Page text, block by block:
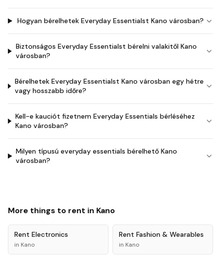
Hogyan bérelhetek Everyday Essentialst Kano városban?
Biztonságos Everyday Essentialst bérelni valakitől Kano
városban?
Bérelhetek Everyday Essentialst Kano városban egy hétre
vagy hosszabb időre?
Kell-e kauciót fizetnem Everyday Essentials bérléséhez
Kano városban?
Milyen típusú everyday essentials bérelhető Kano
városban?
More things to rent in Kano
Rent Electronics
in Kano
Rent Fashion & Wearables
in Kano